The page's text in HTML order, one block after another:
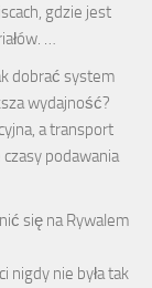
gdzie jest
…
dobrać system
wydajność?
a transport
podawania
się na Rywalem
nigdy nie była tak